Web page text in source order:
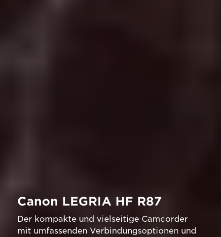
Canon LEGRIA HF R87
Der kompakte und vielseitige Camcorder
mit umfassenden Verbindungsoptionen und